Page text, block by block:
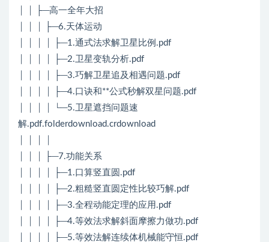
│ │ ├─高一全年大招
│ │ │ ├─6.天体运动
│ │ │ │ ├─1.通式法求解卫星比例.pdf
│ │ │ │ ├─2.卫星变轨分析.pdf
│ │ │ │ ├─3.巧解卫星追及相遇问题.pdf
│ │ │ │ ├─4.口诀和**公式秒解双星问题.pdf
│ │ │ │ └─5.卫星遮挡问题速
解.pdf.folderdownload.crdownload
│ │ │ ├─7.功能关系
│ │ │ │ ├─1.口算竖直圆.pdf
│ │ │ │ ├─2.粗糙竖直圆定性比较巧解.pdf
│ │ │ │ ├─3.全程动能定理的应用.pdf
│ │ │ │ ├─4.等效法求解斜面摩擦力做功.pdf
│ │ │ │ ├─5.等效法解连续体机械能守恒.pdf